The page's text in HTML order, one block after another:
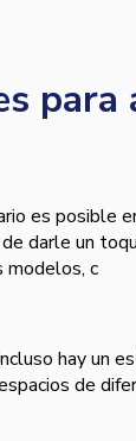
para
es posible
darle un
modelos, c
hay un
de